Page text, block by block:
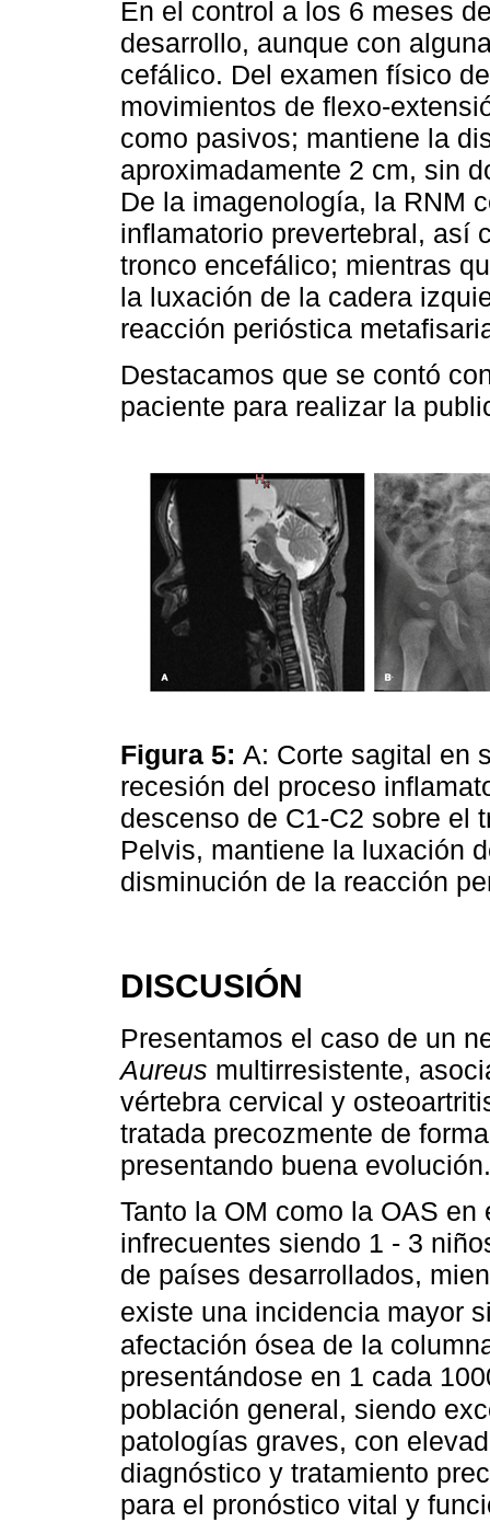
En el control a los 6 meses
desarrollo, aunque con
cefálico. Del examen físico
movimientos de flexo-
como pasivos; mantiene la
aproximadamente 2 cm, sin
De la imagenología, la RNM
inflamatorio prevertebral, así
tronco encefálico; mientras
la luxación de la cadera
reacción perióstica
Destacamos que se contó
paciente para realizar la
Figura 5: A: Corte sagital en
recesión del proceso
descenso de C1-C2 sobre el
Pelvis, mantiene la luxación
disminución de la reacción
DISCUSIÓN
Presentamos el caso de un
Aureus multirresistente,
vértebra cervical y
tratada precozmente de
presentando buena evolución.
Tanto la OM como la OAS
infrecuentes siendo 1 - 3
de países desarrollados,
existe una incidencia mayor
afectación ósea de la
presentándose en 1 cada
población general, siendo
patologías graves, con
diagnóstico y tratamiento
para el pronóstico vital y